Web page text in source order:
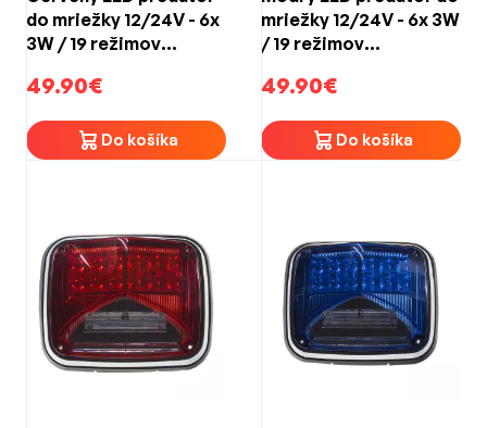
do mriežky 12/24V - 6x
3W / 19 režimov
ECE R65 (90x13x35mm)
49.90€
Do košíka
mriežky 12/24V - 6x 3W
/ 19 režimov
ECE R65 (90x13x35mm)
49.90€
Do košíka